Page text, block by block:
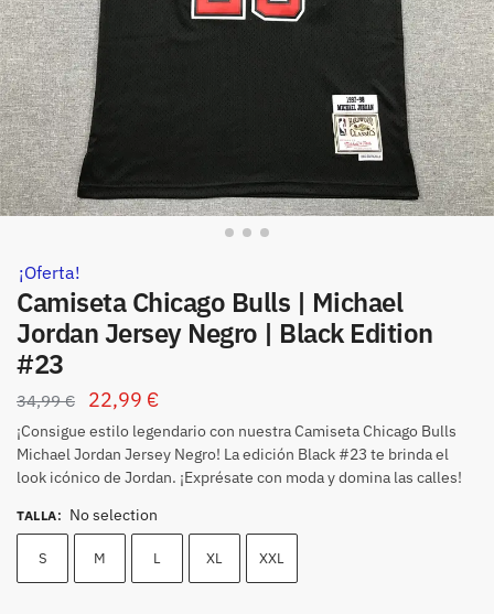
¡Oferta!
Camiseta Chicago Bulls | Michael
Jordan Jersey Negro | Black Edition
#23
34,99€ 22,99 €
¡Consigue estilo legendario con nuestra Camiseta Chicago Bulls
Michael Jordan Jersey Negro! La edición Black #23 te brinda el
look icónico de Jordan. ¡Exprésate con moda y domina las calles!
TALLA: No selection
S M L XL XXL